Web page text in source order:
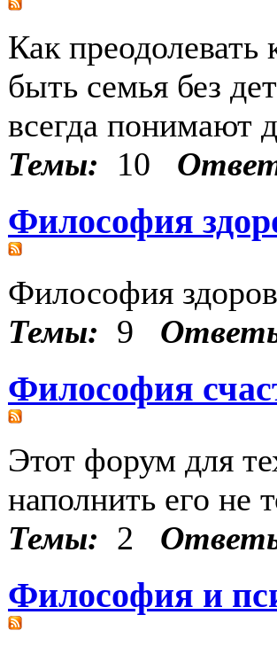
Как
быть семья без
всегда понимают
Темы:
10
Философия
Философия
Темы: 9
Философия
Этот форум для
наполнить его не
Темы: 2
Философия и